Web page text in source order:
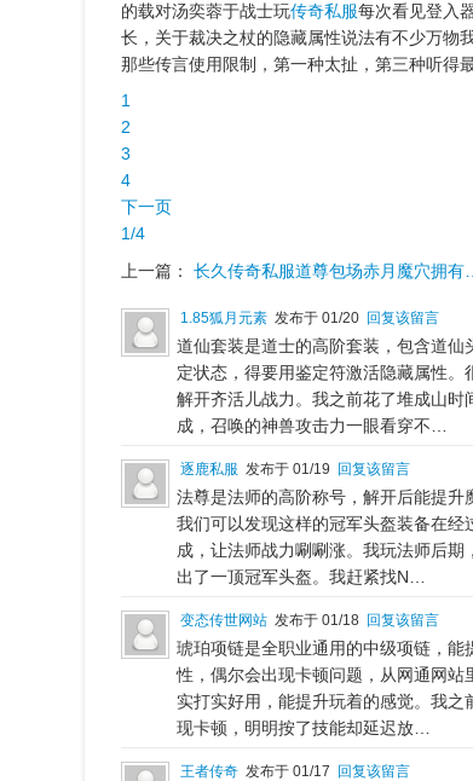
的载对汤奕蓉于战士玩传奇私服每次看见登入
长，关于裁决之杖的隐藏属性说法有不少万物
那些传言使用限制，第一种太扯，第三种听得
1
2
3
4
下一页
1/4
上一篇： 长久传奇私服道尊包场赤月魔穴拥有…
1.85狐月元素 发布于 01/20 回复该留言
道仙套装是道士的高阶套装，包含道
定状态，得要用鉴定符激活隐藏属性。
解开齐活儿战力。我之前花了堆成山
成，召唤的神兽攻击力一眼看穿不…
逐鹿私服 发布于 01/19 回复该留言
法尊是法师的高阶称号，解开后能提升
我们可以发现这样的冠军头盔装备在
成，让法师战力唰唰涨。我玩法师后
出了一顶冠军头盔。我赶紧找N…
变态传世网站 发布于 01/18 回复该留言
琥珀项链是全职业通用的中级项链，
性，偶尔会出现卡顿问题，从网通网
实打实好用，能提升玩着的感觉。我
现卡顿，明明按了技能却延迟放…
王者传奇 发布于 01/17 回复该留言